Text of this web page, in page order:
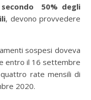
50% degli
, devono provvedere
sospesi doveva
entro il 16 settembre
rate mensili di
2020.